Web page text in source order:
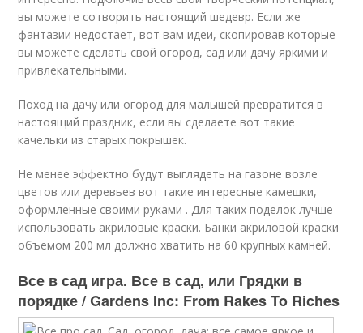
вы можете сотворить настоящий шедевр. Если же
фантазии недостает, вот вам идеи, скопировав которые
вы можете сделать свой огород, сад или дачу яркими и
привлекательными.
Поход на дачу или огород для малышей превратится в
настоящий праздник, если вы сделаете вот такие
качельки из старых покрышек.
Не менее эффектно будут выглядеть на газоне возле
цветов или деревьев вот такие интересные камешки,
оформленные своими руками . Для таких поделок лучше
использовать акриловые краски. Банки акриловой краски
объемом 200 мл должно хватить на 60 крупных камней.
Все в сад игра. Все в сад, или Грядки в
порядке / Gardens Inc: From Rakes To Riches